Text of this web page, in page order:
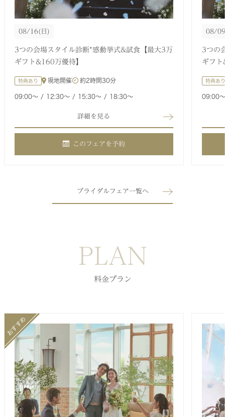
08/16(日)
3つの会場スタイル診断*感動挙式&試食【最大3万
ギフト&160万優待】
特典あり 現地開催 約2時間30分
09:00〜 12:30〜 15:30〜 18:30〜
詳細を見る
このフェアを予約
08/09
3つの
ギフ
特典あり
09:00〜
ブライダルフェア一覧へ
PLAN
料金プラン